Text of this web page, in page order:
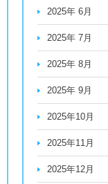
2025年 6月
2025年 7月
2025年 8月
2025年 9月
2025年10月
2025年11月
2025年12月